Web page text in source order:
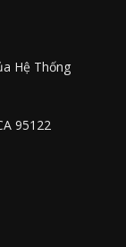
Hệ Thống
95122